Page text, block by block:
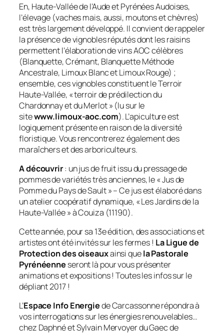
En, Haute-Vallée de l’Aude et Pyrénées Audoises,
l’élevage (vaches mais, aussi, moutons et chèvres)
est très largement développé. Il convient de rappeler
la présence de vignobles réputés dont les raisins
permettent l’élaboration de vins AOC célèbres
(Blanquette, Crémant, Blanquette Méthode
Ancestrale, Limoux Blanc et Limoux Rouge) ;
ensemble, ces vignobles constituent le Terroir
Haute-Vallée, « terroir de prédilection du
Chardonnay et du Merlot » (lu sur le
sitewww.limoux-aoc.com). L’apiculture est
logiquement présente en raison de la diversité
floristique. Vous rencontrerez également des
maraîchers et des arboriculteurs.
A découvrir: un jus de fruit issu du pressage de
pommes de variétés très anciennes, le « Jus de
Pomme du Pays de Sault » – Ce jus est élaboré dans
un atelier coopératif dynamique, « Les Jardins de la
Haute-Vallée » à Couiza (11190).
Cette année, pour sa 13e édition, des associations et
artistes ont été invités sur les fermes ! La Ligue de
Protection des oiseauxainsi quela Pastorale
Pyrénéenne seront là pour vous présenter
animations et expositions ! Toutes les infos sur le
dépliant 2017 !
L’Espace Info Energiede Carcassonne répondra à
vos interrogations sur les énergies renouvelables…
chez Daphné et Sylvain Mervoyer du Gaec de